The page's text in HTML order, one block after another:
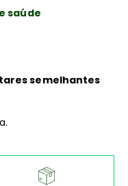
saúde
semelhantes